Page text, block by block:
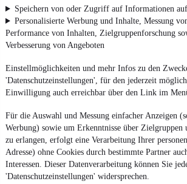
Speichern von oder Zugriff auf Informationen
Personalisierte Werbung und Inhalte, Messung
Performance von Inhalten, Zielgruppenforschung
Verbesserung von Angeboten
Einstellmöglichkeiten und mehr Infos zu den
'Datenschutzeinstellungen', für den jederzeit
Einwilligung auch erreichbar über den Link im
Für die Auswahl und Messung einfacher Anzeigen
Werbung) sowie um Erkenntnisse über
zu erlangen, erfolgt eine Verarbeitung Ihrer
Adresse) ohne Cookies durch bestimmte Partner
Interessen. Dieser Datenverarbeitung können Sie
'Datenschutzeinstellungen' widersprechen.
Zurück
1/2
1
Weiter
¹MwSt. ausweisbar